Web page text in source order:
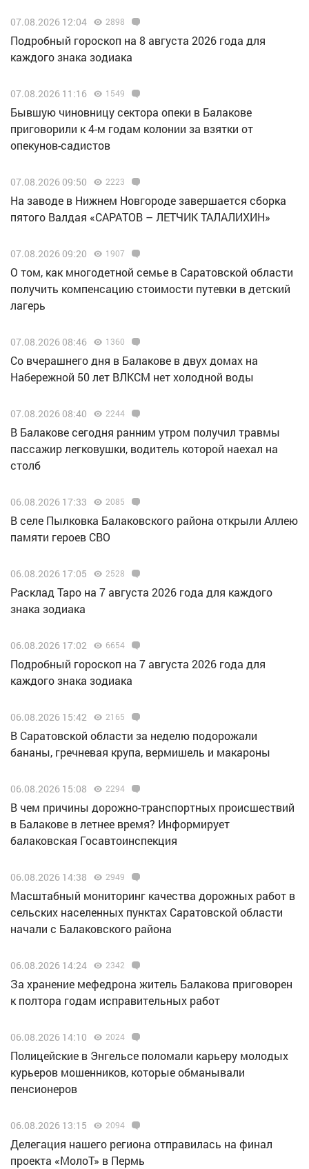
07.08.2026 12:04 2898
Подробный гороскоп на 8 августа 2026 года для
каждого знака зодиака
07.08.2026 11:16 1549
Бывшую чиновницу сектора опеки в Балакове
приговорили к 4-м годам колонии за взятки от
опекунов-садистов
07.08.2026 09:50 2223
Н️а заводе в Нижнем Новгороде завершается сборка
пятого Валдая «САРАТОВ – ЛЕТЧИК ТАЛАЛИХИН»
07.08.2026 09:20 1907
О том, как многодетной семье в Саратовской области
получить компенсацию стоимости путевки в детский
лагерь
07.08.2026 08:46 1360
Со вчерашнего дня в Балакове в двух домах на
Набережной 50 лет ВЛКСМ нет холодной воды
07.08.2026 08:40 2244
В Балакове сегодня ранним утром получил травмы
пассажир легковушки, водитель которой наехал на
столб
06.08.2026 17:33 2085
В селе Пылковка Балаковского района открыли Аллею
памяти героев СВО
06.08.2026 17:05 2528
Расклад Таро на 7 августа 2026 года для каждого
знака зодиака
06.08.2026 17:02 6654
Подробный гороскоп на 7 августа 2026 года для
каждого знака зодиака
06.08.2026 15:42 2165
В Саратовской области за неделю подорожали
бананы, гречневая крупа, вермишель и макароны
06.08.2026 15:08 2294
В чем причины дорожно-транспортных происшествий
в Балакове в летнее время? Информирует
балаковская Госавтоинспекция
06.08.2026 14:38 2949
Масштабный мониторинг качества дорожных работ в
сельских населенных пунктах Саратовской области
начали с Балаковского района
06.08.2026 14:24 2342
За хранение мефедрона житель Балакова приговорен
к полтора годам исправительных работ
06.08.2026 14:10 2024
Полицейские в Энгельсе поломали карьеру молодых
курьеров мошенников, которые обманывали
пенсионеров
06.08.2026 13:15 2094
Делегация нашего региона отправилась на финал
проекта «МолоТ» в Пермь